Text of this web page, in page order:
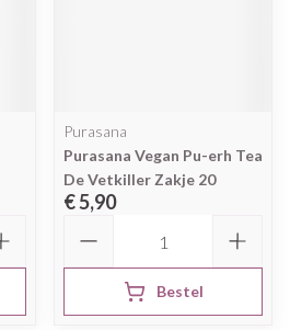
Purasana
Purasana Vegan Pu-erh Tea
De Vetkiller Zakje 20
€ 5,90
Bestel